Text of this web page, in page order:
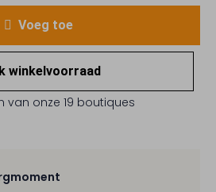
Voeg toe
winkelvoorraad
van onze 19 boutiques